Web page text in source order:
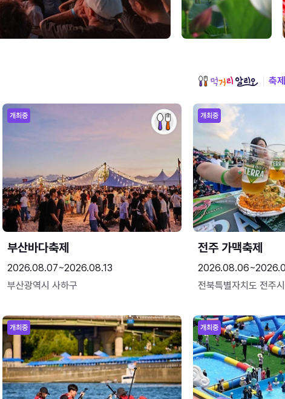
축
개최중
부산바다축제
2026.08.07~2026.08.13
부산광역시 사하구
개최중
전주 가맥축제
전북특별자치도 전주시
개최중 개최중